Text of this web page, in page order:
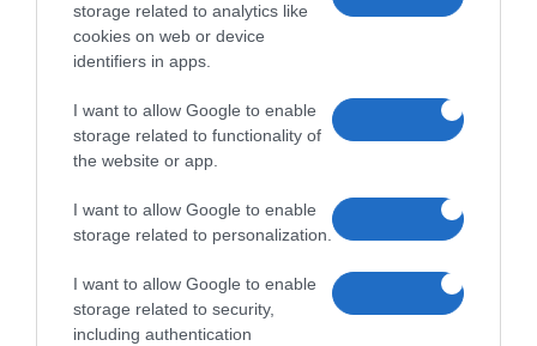
storage related to analytics like
cookies on web or device
identifiers in apps.
I want to allow Google to enable
storage related to functionality of
the website or app.
I want to allow Google to enable
storage related to personalization.
I want to allow Google to enable
storage related to security,
including authentication